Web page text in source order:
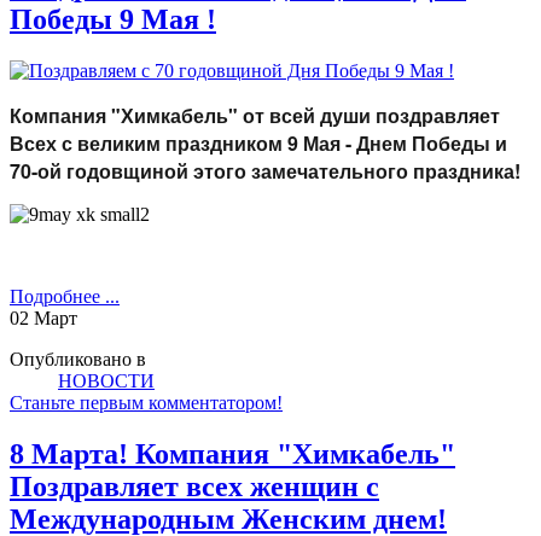
Победы 9 Мая !
Компания "Химкабель" от всей души поздравляет
Всех с великим праздником 9 Мая - Днем Победы и
70-ой годовщиной этого замечательного праздника!
Подробнее ...
02 Март
Опубликовано в
НОВОСТИ
Станьте первым комментатором!
8 Марта! Компания "Химкабель"
Поздравляет всех женщин с
Международным Женским днем!